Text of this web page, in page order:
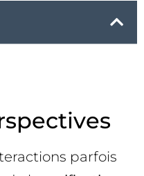
parfois